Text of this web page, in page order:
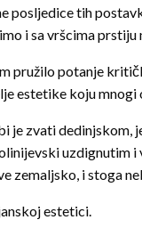
posljedice tih
i sa vršcima
pružilo potanje
estetike koju
je zvati dedinjskom,
uzdignutim i
zemaljsko, i stoga
estetici.